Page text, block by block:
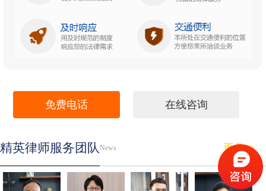
免费电话 在线咨询
精英律师服务团队 News 更多>>